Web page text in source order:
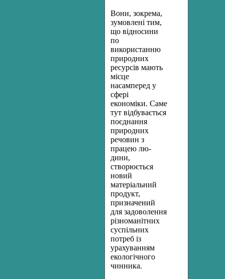
Вони, зокрема,
зумовлені тим,
що відносини
по
використанню
природних
ресурсів мають
місце
насамперед у
сфері
економіки. Саме
тут відбувається
поєднання
природних
речовин з
працею лю­
дини,
створюється
новий
матеріальний
продукт,
призначений
для задоволення
різноманітних
суспільних
потреб із
урахуванням
еко­логічного
чинника.